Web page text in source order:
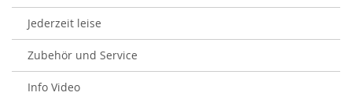
Jederzeit leise
Zubehör und Service
Info Video